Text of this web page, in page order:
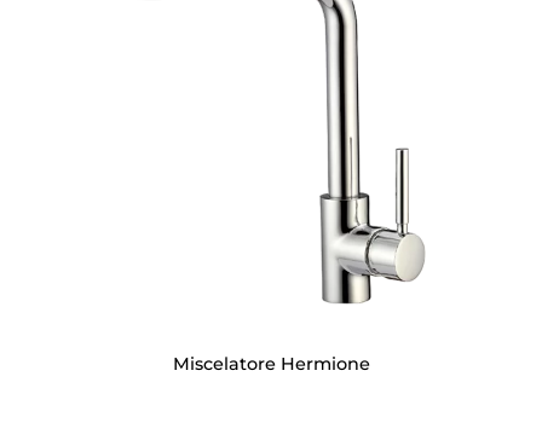
Miscelatore Hermione